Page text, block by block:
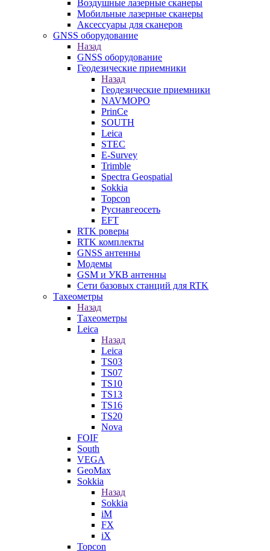
Воздушные лазерные сканеры
Мобильные лазерные сканеры
Аксессуары для сканеров
GNSS оборудование
Назад
GNSS оборудование
Геодезические приемники
Назад
Геодезические приемники
NAVMOPO
PrinCe
SOUTH
Leica
STEC
E-Survey
Trimble
Spectra Geospatial
Sokkia
Topcon
Руснавгеосеть
EFT
RTK роверы
RTK комплекты
GNSS антенны
Модемы
GSM и УКВ антенны
Сети базовых станций для RTK
Тахеометры
Назад
Тахеометры
Leica
Назад
Leica
TS03
TS07
TS10
TS13
TS16
TS20
Nova
FOIF
South
VEGA
GeoMax
Sokkia
Назад
Sokkia
iM
FX
iX
Topcon